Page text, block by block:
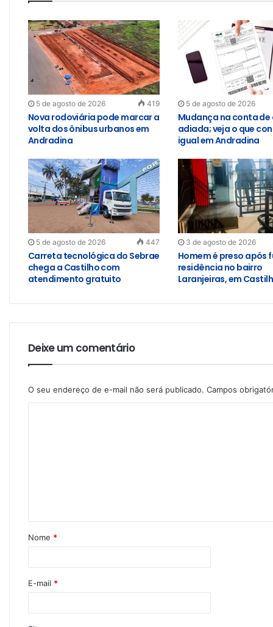
5 de agosto de 2026 419
Nova rodoviária pode marcar a
volta dos ônibus urbanos em
Andradina
5 de agosto de 2026
Mudança na conta de
adiada; veja o que
igual em Andradina
5 de agosto de 2026 447
Carreta tecnológica do Sebrae
chega a Castilho com
atendimento gratuito
3 de agosto de 2026
Homem é preso após
residência no bairro
Laranjeiras, em
Deixe um comentário
O seu endereço de e-mail não será publicado. Campos
Nome *
E-mail *